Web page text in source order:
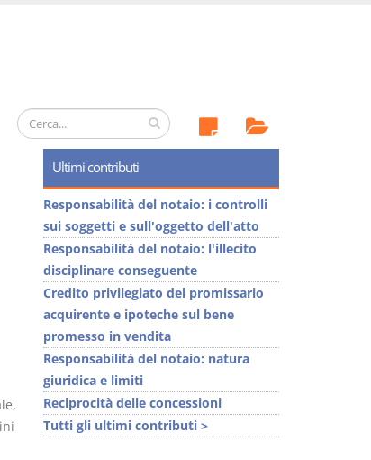
Ultimi contributi
Responsabilità del notaio: i controlli
sui soggetti e sull'oggetto dell'atto
Responsabilità del notaio: l'illecito
disciplinare conseguente
Credito privilegiato del promissario
acquirente e ipoteche sul bene
promesso in vendita
Responsabilità del notaio: natura
giuridica e limiti
Reciprocità delle concessioni
Tutti gli ultimi contributi >